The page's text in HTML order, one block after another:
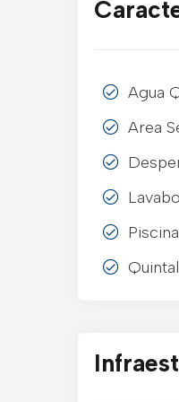
Agua
Area
Lavabo
Piscina
Quintal